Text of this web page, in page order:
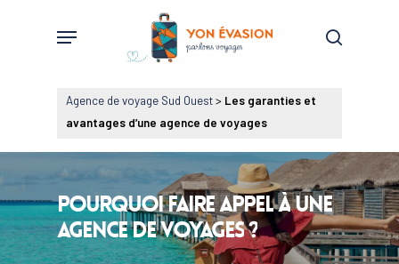
search
Menu
Agence de voyage Sud Ouest> Les garanties et
avantages d’une agence de voyages
Pourquoifaireappelàune
agencedevoyages?